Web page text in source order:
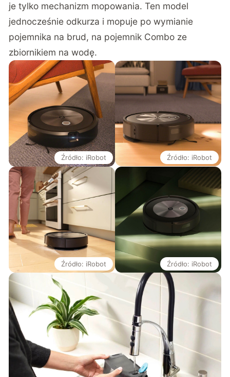
je tylko mechanizm mopowania. Ten model
jednocześnie odkurza i mopuje po wymianie
pojemnika na brud, na pojemnik Combo ze
zbiornikiem na wodę.
Źródło: iRobot Źródło: iRobot
Źródło: iRobot Źródło: iRobot